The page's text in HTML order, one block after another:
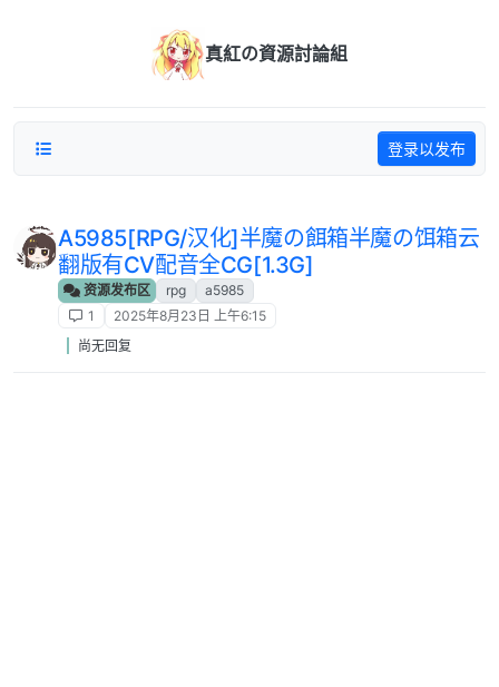
真紅の資源討論組
登录以发布
A5985[RPG/汉化]半魔の餌箱半魔の饵箱云
翻版有CV配音全CG[1.3G]
资源发布区 rpg
a5985
1
2025年8月23日 上午6:15
尚无回复